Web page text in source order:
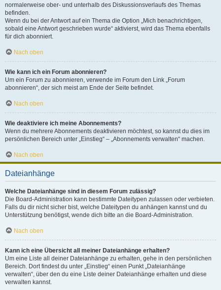
normalerweise ober- und unterhalb des Diskussionsverlaufs des Themas
befinden.
Wenn du bei der Antwort auf ein Thema die Option „Mich benachrichtigen,
sobald eine Antwort geschrieben wurde“ aktivierst, wird das Thema ebenfalls
für dich abonniert.
Nach oben
Wie kann ich ein Forum abonnieren?
Um ein Forum zu abonnieren, verwende im Forum den Link „Forum
abonnieren“, der sich meist am Ende der Seite befindet.
Nach oben
Wie deaktiviere ich meine Abonnements?
Wenn du mehrere Abonnements deaktivieren möchtest, so kannst du dies im
persönlichen Bereich unter „Einstieg“ – „Abonnements verwalten“ machen.
Nach oben
Dateianhänge
Welche Dateianhänge sind in diesem Forum zulässig?
Die Board-Administration kann bestimmte Dateitypen zulassen oder verbieten.
Falls du dir nicht sicher bist, welche Dateitypen du anhängen kannst und du
Unterstützung benötigst, wende dich bitte an die Board-Administration.
Nach oben
Kann ich eine Übersicht all meiner Dateianhänge erhalten?
Um eine Liste all deiner Dateianhänge zu erhalten, gehe in den persönlichen
Bereich. Dort findest du unter „Einstieg“ einen Punkt „Dateianhänge
verwalten“, über den du eine Liste deiner Dateianhänge erhalten und diese
verwalten kannst.